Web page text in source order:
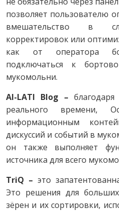
позволяет пользователю
вмешательство в
корректировок или
как от оператора
подключаться к
мукомольни.
AI-LATI Blog –
реального времени,
информационным
дискуссий и событий в
он также выполняет
источника для всего
TriQ – это
Это решения для
зёрен и их сортировки,